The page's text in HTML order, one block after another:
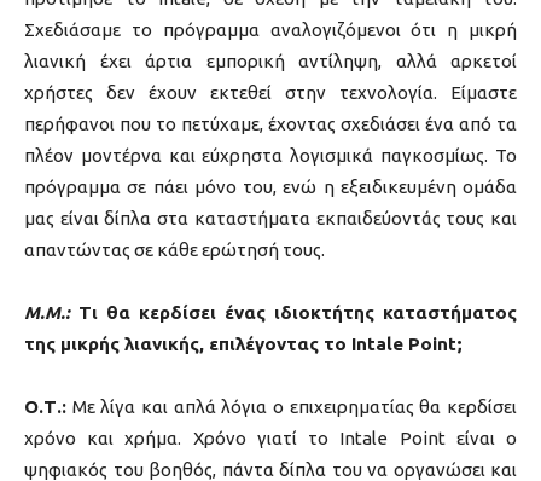
Σχεδιάσαμε το πρόγραμμα αναλογιζόμενοι ότι η μικρή
λιανική έχει άρτια εμπορική αντίληψη, αλλά αρκετοί
χρήστες δεν έχουν εκτεθεί στην τεχνολογία. Είμαστε
περήφανοι που το πετύχαμε, έχοντας σχεδιάσει ένα από τα
πλέον μοντέρνα και εύχρηστα λογισμικά παγκοσμίως. Το
πρόγραμμα σε πάει μόνο του, ενώ η εξειδικευμένη ομάδα
μας είναι δίπλα στα καταστήματα εκπαιδεύοντάς τους και
απαντώντας σε κάθε ερώτησή τους.
Μ.Μ.:Τι θα κερδίσει ένας ιδιοκτήτης καταστήματος
της μικρής λιανικής, επιλέγοντας το Intale Point;
Ο.Τ.: Με λίγα και απλά λόγια ο επιχειρηματίας θα κερδίσει
χρόνο και χρήμα. Χρόνο γιατί το Intale Point είναι ο
ψηφιακός του βοηθός, πάντα δίπλα του να οργανώσει και